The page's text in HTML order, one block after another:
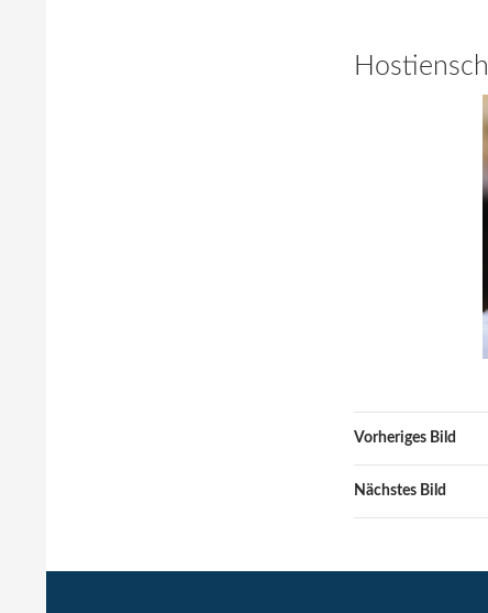
Vorheriges Bild
Nächstes Bild